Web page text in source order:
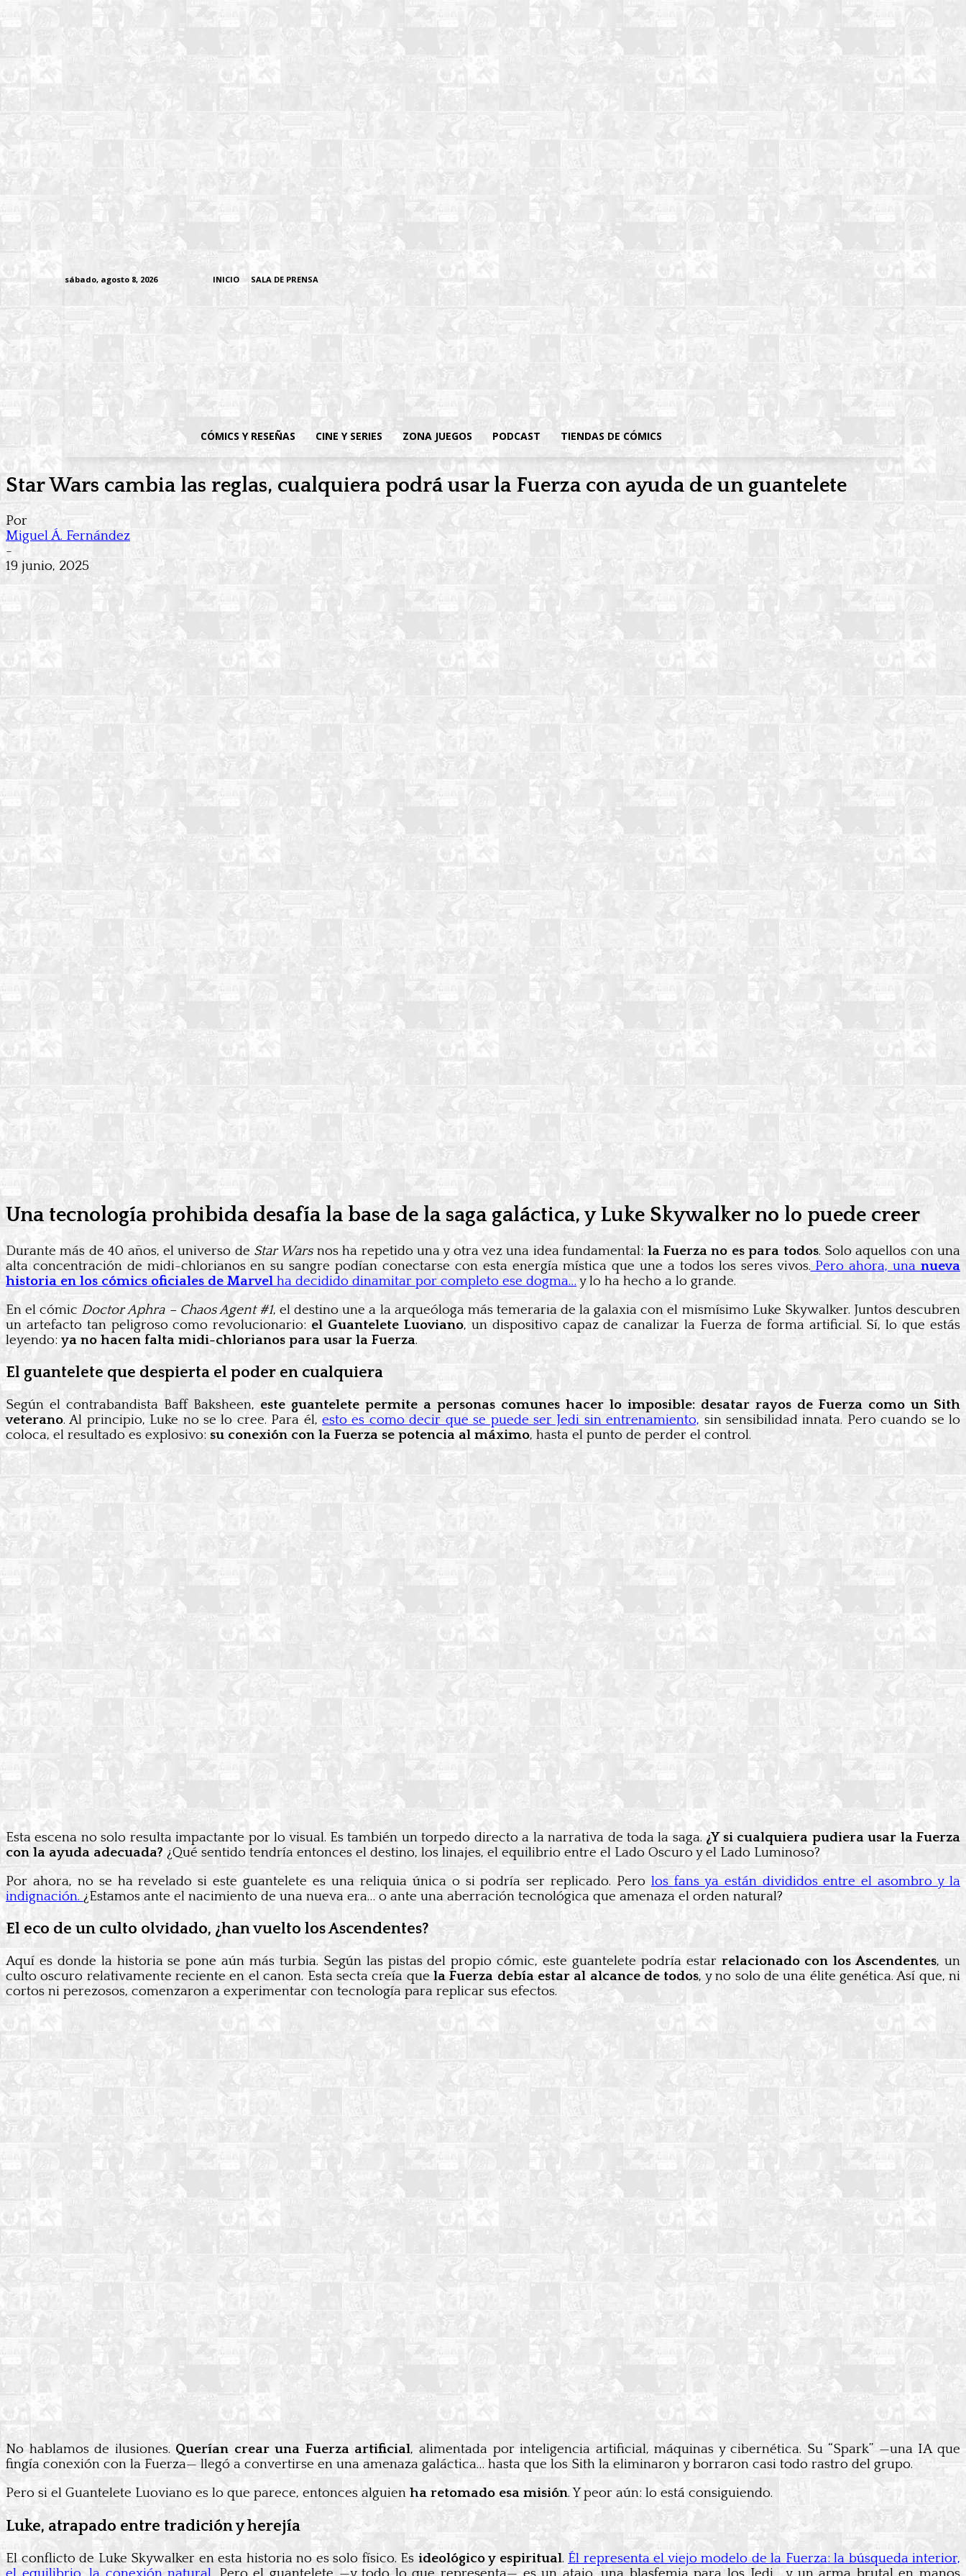
sábado, agosto 8, 2026 INICIO SALA DE PRENSA
CÓMICS Y RESEÑAS CINE Y SERIES ZONA JUEGOS PODCAST TIENDAS DE CÓMICS
Star Wars cambia las reglas, cualquiera podrá usar la Fuerza con ayuda de un guantelete
Por
Miguel Á. Fernández
-
19 junio, 2025
Una tecnología prohibida desafía la base de la saga galáctica, y Luke Skywalker no lo puede creer
Durante más de 40 años, el universo de Star Warsnos ha repetido una y otra vez una idea fundamental: la Fuerza no es para todos. Solo aquellos con una
alta concentración de midi-chlorianos en su sangre podían conectarse con esta energía mística que une a todos los seres vivos. Pero ahora, unanueva
historia en los cómics oficiales de Marvel ha decidido dinamitar por completo ese dogma… y lo ha hecho a lo grande.
En el cómic Doctor Aphra – Chaos Agent #1, el destino une a la arqueóloga más temeraria de la galaxia con el mismísimo Luke Skywalker. Juntos descubren
un artefacto tan peligroso como revolucionario: el Guantelete Luoviano, un dispositivo capaz de canalizar la Fuerza de forma artificial. Sí, lo que estás
leyendo: ya no hacen falta midi-chlorianos para usar la Fuerza.
El guantelete que despierta el poder en cualquiera
Según el contrabandista Baff Baksheen, este guantelete permite a personas comunes hacer lo imposible: desatar rayos de Fuerza como un Sith
veterano. Al principio, Luke no se lo cree. Para él,esto es como decir que se puede ser Jedi sin entrenamiento,sin sensibilidad innata. Pero cuando se lo
coloca, el resultado es explosivo: su conexión con la Fuerza se potencia al máximo, hasta el punto de perder el control.
Esta escena no solo resulta impactante por lo visual. Es también un torpedo directo a la narrativa de toda la saga. ¿Y si cualquiera pudiera usar la Fuerza
con la ayuda adecuada? ¿Qué sentido tendría entonces el destino, los linajes, el equilibrio entre el Lado Oscuro y el Lado Luminoso?
Por ahora, no se ha revelado si este guantelete es una reliquia única o si podría ser replicado. Pero los fans ya están divididos entre el asombro y la
indignación. ¿Estamos ante el nacimiento de una nueva era… o ante una aberración tecnológica que amenaza el orden natural?
El eco de un culto olvidado, ¿han vuelto los Ascendentes?
Aquí es donde la historia se pone aún más turbia. Según las pistas del propio cómic, este guantelete podría estar relacionado con los Ascendentes, un
culto oscuro relativamente reciente en el canon. Esta secta creía quela Fuerza debía estar al alcance de todos, y no solo de una élite genética. Así que, ni
cortos ni perezosos, comenzaron a experimentar con tecnología para replicar sus efectos.
No hablamos de ilusiones. Querían crear una Fuerza artificial, alimentada por inteligencia artificial, máquinas y cibernética. Su “Spark” —una IA que
fingía conexión con la Fuerza— llegó a convertirse en una amenaza galáctica… hasta que los Sith la eliminaron y borraron casi todo rastro del grupo.
Pero si el Guantelete Luoviano es lo que parece, entonces alguien ha retomado esa misión. Y peor aún: lo está consiguiendo.
Luke, atrapado entre tradición y herejía
El conflicto de Luke Skywalker en esta historia no es solo físico. Es ideológico y espiritual. Él representa el viejo modelo de la Fuerza: la búsqueda interior,